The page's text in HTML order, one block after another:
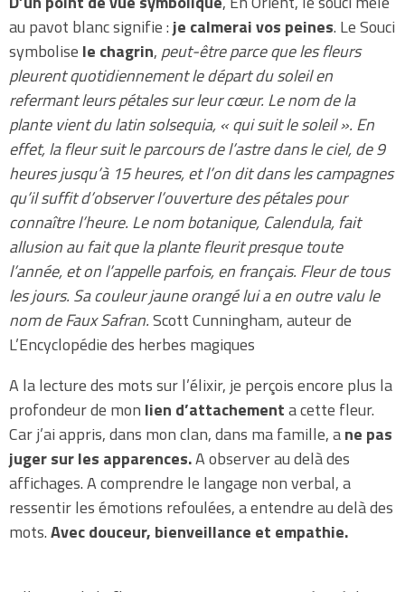
au pavot blanc signifie :je calmerai vos peines. Le Souci
symbolise le chagrin, peut-être parce que les fleurs
pleurent quotidiennement le départ du soleil en
refermant leurs pétales sur leur cœur. Le nom de la
plante vient du latin solsequia, « qui suit le soleil ». En
effet, la fleur suit le parcours de l’astre dans le ciel, de 9
heures jusqu’à 15 heures, et l’on dit dans les campagnes
qu’il suffit d’observer l’ouverture des pétales pour
connaître l’heure. Le nom botanique, Calendula, fait
allusion au fait que la plante fleurit presque toute
l’année, et on l’appelle parfois, en français. Fleur de tous
les jours. Sa couleur jaune orangé lui a en outre valu le
nom de Faux Safran.Scott Cunningham, auteur de
L’Encyclopédie des herbes magiques
A la lecture des mots sur l’élixir, je perçois encore plus la
profondeur de mon lien d’attachementa cette fleur.
Car j’ai appris, dans mon clan, dans ma famille, ane pas
juger sur les apparences.A observer au delà des
affichages. A comprendre le langage non verbal, a
ressentir les émotions refoulées, a entendre au delà des
mots.Avec douceur, bienveillance et empathie.